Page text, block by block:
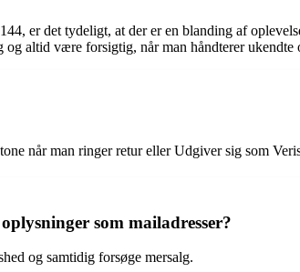
er det tydeligt, at der er en blanding af
altid være forsigtig, når man håndterer ukendte
når man ringer retur eller Udgiver sig som
som mailadresser?
og samtidig forsøge mersalg.